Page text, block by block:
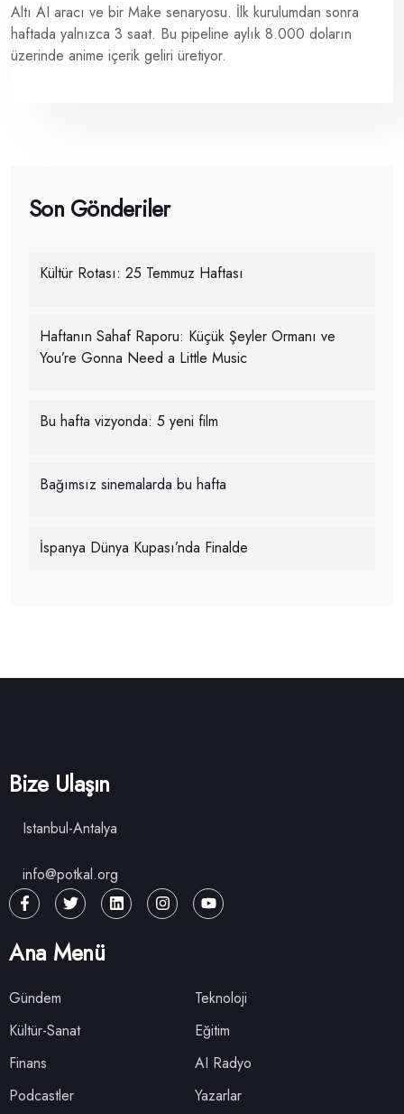
Altı AI aracı ve bir Make senaryosu. İlk kurulumdan sonra
haftada yalnızca 3 saat. Bu pipeline aylık 8.000 doların
üzerinde anime içerik geliri üretiyor.
Son Gönderiler
Kültür Rotası: 25 Temmuz Haftası
Haftanın Sahaf Raporu: Küçük Şeyler Ormanı ve
You’re Gonna Need a Little Music
Bu hafta vizyonda: 5 yeni film
Bağımsız sinemalarda bu hafta
İspanya Dünya Kupası’nda Finalde
Bize Ulaşın
Istanbul-Antalya
info@potkal.org
Ana Menü
Gündem
Teknoloji
Kültür-Sanat
Eğitim
Finans
AI Radyo
Podcastler
Yazarlar